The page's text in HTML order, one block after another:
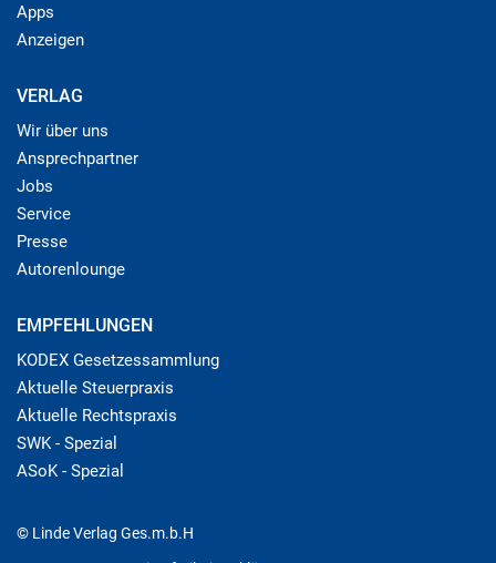
Apps
Anzeigen
VERLAG
Wir über uns
Ansprechpartner
Jobs
Service
Presse
Autorenlounge
EMPFEHLUNGEN
KODEX Gesetzessammlung
Aktuelle Steuerpraxis
Aktuelle Rechtspraxis
SWK - Spezial
ASoK - Spezial
© Linde Verlag Ges.m.b.H